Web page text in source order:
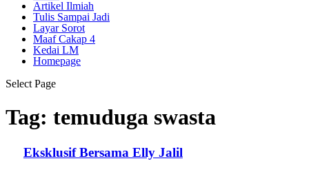
Artikel Ilmiah
Tulis Sampai Jadi
Layar Sorot
Maaf Cakap 4
Kedai LM
Homepage
Select Page
Tag: temuduga swasta
Eksklusif Bersama Elly Jalil